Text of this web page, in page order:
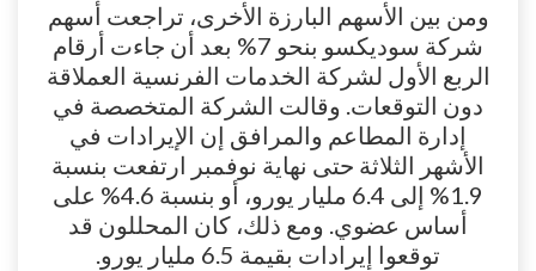
ومن بين الأسهم البارزة الأخرى، تراجعت أسهم
شركة سوديكسو بنحو 7% بعد أن جاءت أرقام
الربع الأول لشركة الخدمات الفرنسية العملاقة
دون التوقعات. وقالت الشركة المتخصصة في
إدارة المطاعم والمرافق إن الإيرادات في
الأشهر الثلاثة حتى نهاية نوفمبر ارتفعت بنسبة
1.9% إلى 6.4 مليار يورو، أو بنسبة 4.6% على
أساس عضوي. ومع ذلك، كان المحللون قد
توقعوا إيرادات بقيمة 6.5 مليار يورو.